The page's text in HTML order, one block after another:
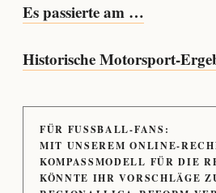
Es passierte am …
Historische Motorsport-
FÜR FUSSBALL-FANS:
MIT UNSEREM ONLINE-
KOMPASSMODELL FÜR DIE
KÖNNTE IHR VORSCHLÄGE